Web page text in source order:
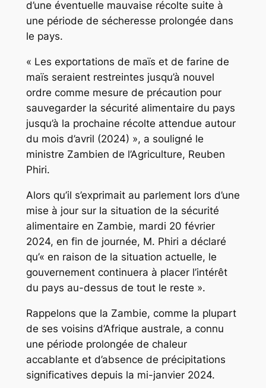
d’une éventuelle mauvaise récolte suite à
une période de sécheresse prolongée dans
le pays.
« Les exportations de maïs et de farine de
maïs seraient restreintes jusqu’à nouvel
ordre comme mesure de précaution pour
sauvegarder la sécurité alimentaire du pays
jusqu’à la prochaine récolte attendue autour
du mois d’avril (2024) », a souligné le
ministre Zambien de l’Agriculture, Reuben
Phiri.
Alors qu’il s’exprimait au parlement lors d’une
mise à jour sur la situation de la sécurité
alimentaire en Zambie, mardi 20 février
2024, en fin de journée, M. Phiri a déclaré
qu’« en raison de la situation actuelle, le
gouvernement continuera à placer l’intérêt
du pays au-dessus de tout le reste ».
Rappelons que la Zambie, comme la plupart
de ses voisins d’Afrique australe, a connu
une période prolongée de chaleur
accablante et d’absence de précipitations
significatives depuis la mi-janvier 2024.